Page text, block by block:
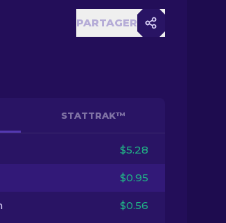
PARTAGER
STATTRAK™
$5.28
$0.95
$0.56